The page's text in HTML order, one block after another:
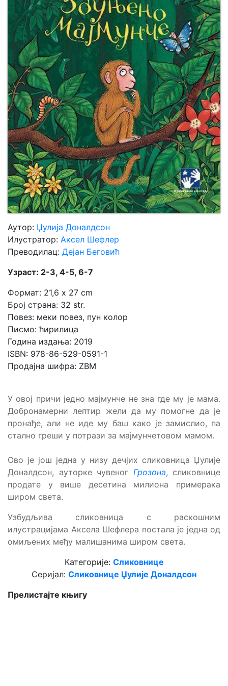
Мој
налог
Аутор: Џулија Доналдсон
Илустратор: Аксел Шефлер
Преводилац: Дејан Беговић
Узраст: 2-3, 4-5, 6-7
Формат: 21,6 x 27 cm
Број страна: 32 str.
Повез: меки повез, пун колор
Писмо: ћирилица
Година издања: 2019
ISBN: 978-86-529-0591-1
Продајна шифра: ZBM
У овој причи једно мајмунче не зна где му је мама.
Добронамерни лептир жели да му помогне да је
пронађе, али не иде му баш како је замислио, па
стално греши у потрази за мајмунчетовом мамом.
Ово је још једна у низу дечјих сликовница Џулије
Доналдсон, ауторке чувеног Грозона, сликовнице
продате у више десетина милиона примерака
широм света.
Узбудљива сликовница с раскошним
илустрацијама Аксела Шефлера постала је једна од
омиљених међу малишанима широм света.
Категорије: Сликовнице
Серијал: Сликовнице Џулије Доналдсон
Прелистајте књигу